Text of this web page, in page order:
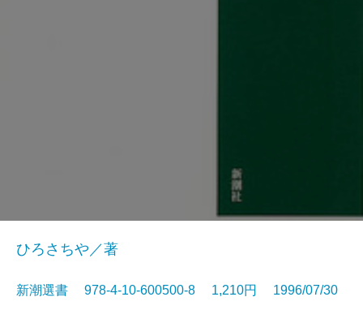
ひろさちや／著
新潮選書 978-4-10-600500-8 1,210円 1996/07/30